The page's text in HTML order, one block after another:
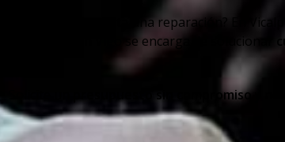
¿Su cubierta necesita una reparación? En
cubiertas en Vigo se encarga de solucionar
presupuesto sin compromiso y